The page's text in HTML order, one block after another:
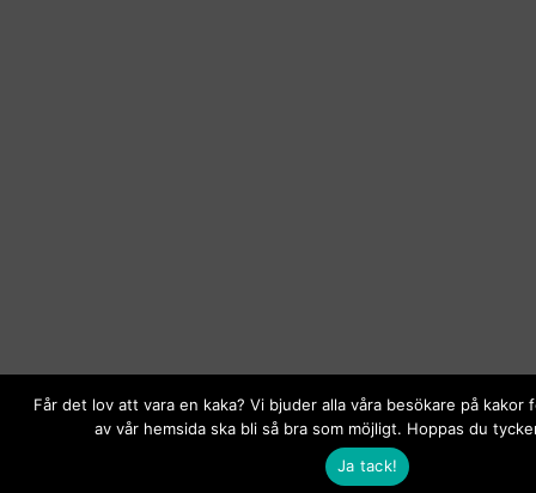
Får det lov att vara en kaka? Vi bjuder alla våra besökare på
av vår hemsida ska bli så bra som möjligt. Hoppas du
Ja tack!